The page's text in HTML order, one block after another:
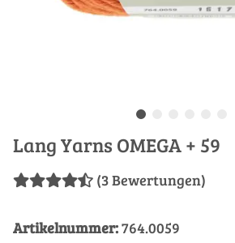
Lang Yarns OMEGA + 59
(3 Bewertungen)
Artikelnummer:764.0059